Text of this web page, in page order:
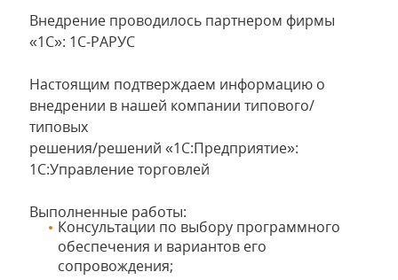
Внедрение проводилось партнером фирмы
«1С»: 1С-РАРУС
Настоящим подтверждаем информацию о
внедрении в нашей компании типового/
типовых
решения/решений «1С:Предприятие»:
1С:Управление торговлей
Выполненные работы:
Консультации по выбору программного
обеспечения и вариантов его
сопровождения;